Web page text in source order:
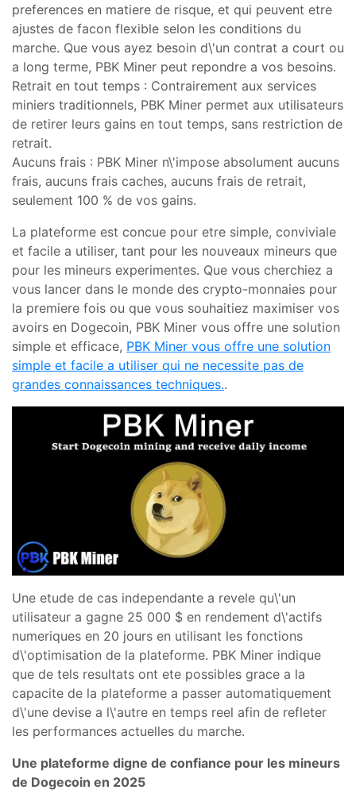
preferences en matiere de risque, et qui peuvent etre
ajustes de facon flexible selon les conditions du
marche. Que vous ayez besoin d\'un contrat a court ou
a long terme, PBK Miner peut repondre a vos besoins.
Retrait en tout temps : Contrairement aux services
miniers traditionnels, PBK Miner permet aux utilisateurs
de retirer leurs gains en tout temps, sans restriction de
retrait.
Aucuns frais : PBK Miner n\'impose absolument aucuns
frais, aucuns frais caches, aucuns frais de retrait,
seulement 100 % de vos gains.
La plateforme est concue pour etre simple, conviviale
et facile a utiliser, tant pour les nouveaux mineurs que
pour les mineurs experimentes. Que vous cherchiez a
vous lancer dans le monde des crypto-monnaies pour
la premiere fois ou que vous souhaitiez maximiser vos
avoirs en Dogecoin, PBK Miner vous offre une solution
simple et efficace, PBK Miner vous offre une solution
simple et facile a utiliser qui ne necessite pas de
grandes connaissances techniques..
Une etude de cas independante a revele qu\'un
utilisateur a gagne 25 000 $ en rendement d\'actifs
numeriques en 20 jours en utilisant les fonctions
d\'optimisation de la plateforme. PBK Miner indique
que de tels resultats ont ete possibles grace a la
capacite de la plateforme a passer automatiquement
d\'une devise a l\'autre en temps reel afin de refleter
les performances actuelles du marche.
Une plateforme digne de confiance pour les mineurs
de Dogecoin en 2025